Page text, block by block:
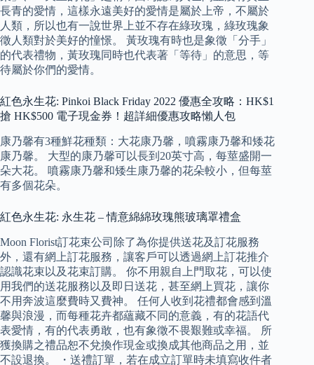
長青的愛情，這樣永遠美好的愛情是屬於上帝，不屬於
人類，所以也有一說世界上並不存在綠玫瑰，綠玫瑰象
徵人類對於美好的憧憬。 黃玫瑰有時也是象徵「分手」
的代表禮物，黃玫瑰同時也代表著「等待」的意思，等
待屬於你們的愛情。
紅色永生花: Pinkoi Black Friday 2022 優惠全攻略：HK$1
搶 HK$500 電子現金券！超詳細優惠攻略懶人包
康乃馨有3種鮮花種類：大花康乃馨，噴霧康乃馨和矮花
康乃馨。 大型的康乃馨可以長到20英寸高，每莖盛開一
朵大花。 噴霧康乃馨和矮生康乃馨的花朵較小，但每莖
有多個花朵。
紅色永生花: 永生花 – 情意綿綿玫瑰熊玻璃罩禮盒
Moon Florist訂花束公司除了為你提供送花及訂花服務
外，還有網上訂花服務，讓客戶可以透過網上訂花推介
認識花束以及花束訂購。 你不用親自上門取花，可以使
用我們的送花服務以及即日送花，甚至網上買花，讓你
不用奔波這麼費時又費神。 任何人收到花禮都會感到溫
馨與浪漫，而每種花卉都蘊藏不同的意義，有的花語代
表愛情，有的代表勇敢，也有象徵不畏艱難或幸福。 所
獲換購之禮品恕不兌換作現金或換成其他商品之用，並
不設退換。 ・送禮訂單，若在成立訂單時未填寫收件者